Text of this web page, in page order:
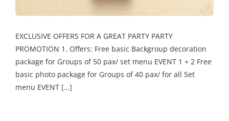
EXCLUSIVE OFFERS FOR A GREAT PARTY PARTY
PROMOTION 1. Offers: Free basic Backgroup decoration
package for Groups of 50 pax/ set menu EVENT 1 + 2 Free
basic photo package for Groups of 40 pax/ for all Set
menu EVENT […]